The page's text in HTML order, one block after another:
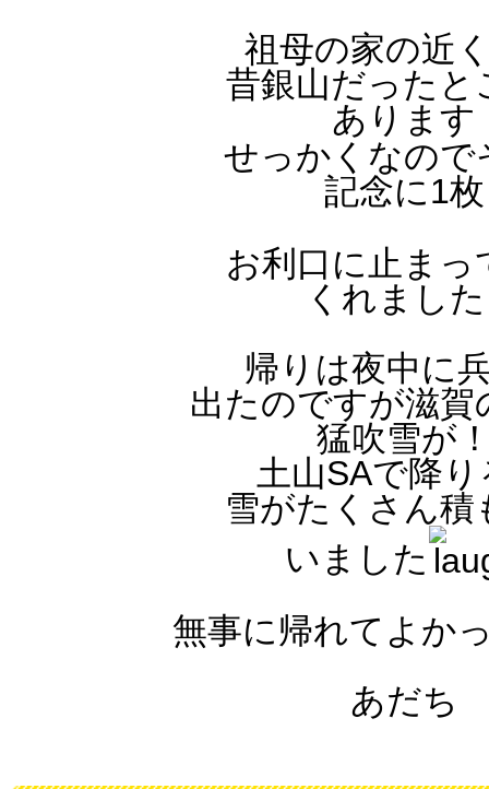
祖母の家の近
昔銀山だったと
あります
せっかくなので
記念に1枚
お利口に止まっ
くれまし
帰りは夜中に
出たのですが滋賀
猛吹雪が
土山SAで降
雪がたくさん積
いました
無事に帰れてよか
あだち